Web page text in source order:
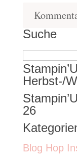
Suche
Suchen
nach:
Herbst-/
26
Blog Hop